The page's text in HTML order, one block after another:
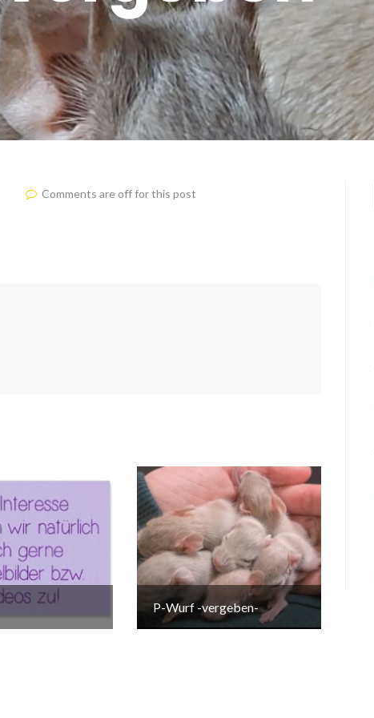
Comments are off for this post
P-Wurf -vergeben-